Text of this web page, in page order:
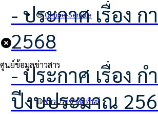
🟡Online-Service
ศูนย์ข้อมูลข่าวสาร
🟡 ข่าวประชาสัมพันธ์
- ประกาศ เรื่อง การรับสมัครอาสาสมัครท้องถิ่นรักษ์โลก (อถล.)ประจำปีงบประมาณ
2568
- ประกาศ เรื่อง กำหนดการประชุมอาสาสมัครท้องถิ่นรักษ์โลก (อถล.) ประจำ
ปีงบประมาณ